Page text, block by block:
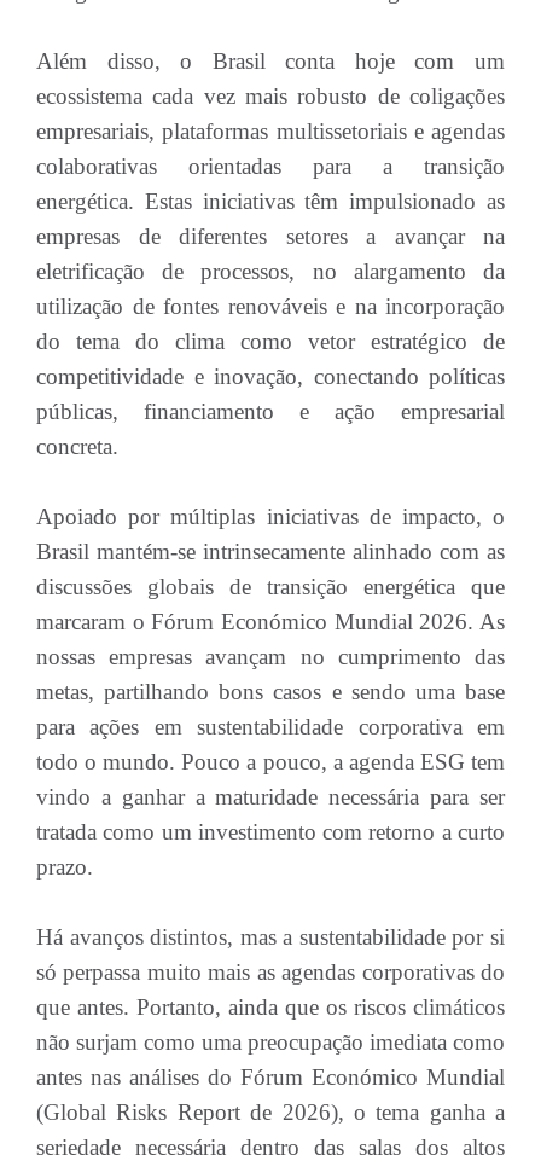
Além disso, o Brasil conta hoje com um
ecossistema cada vez mais robusto de coligações
empresariais, plataformas multissetoriais e agendas
colaborativas orientadas para a transição
energética. Estas iniciativas têm impulsionado as
empresas de diferentes setores a avançar na
eletrificação de processos, no alargamento da
utilização de fontes renováveis e na incorporação
do tema do clima como vetor estratégico de
competitividade e inovação, conectando políticas
públicas, financiamento e ação empresarial
concreta.
Apoiado por múltiplas iniciativas de impacto, o
Brasil mantém-se intrinsecamente alinhado com as
discussões globais de transição energética que
marcaram o Fórum Económico Mundial 2026. As
nossas empresas avançam no cumprimento das
metas, partilhando bons casos e sendo uma base
para ações em sustentabilidade corporativa em
todo o mundo. Pouco a pouco, a agenda ESG tem
vindo a ganhar a maturidade necessária para ser
tratada como um investimento com retorno a curto
prazo.
Há avanços distintos, mas a sustentabilidade por si
só perpassa muito mais as agendas corporativas do
que antes. Portanto, ainda que os riscos climáticos
não surjam como uma preocupação imediata como
antes nas análises do Fórum Económico Mundial
(Global Risks Report de 2026), o tema ganha a
seriedade necessária dentro das salas dos altos